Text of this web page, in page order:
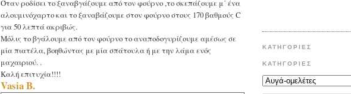
Όταν ροδίσει το ξαναβγάζουμε από τον φούρνο ,το σκεπάζουμε μ΄ ένα
αλουμινόχαρτο και το ξαναβάζουμε στον φούρνο στους 170 βαθμούς C
για 50 λεπτά ακριβώς.
Μόλις το βγάλουμε από τον φούρνο το αναποδογυρίζουμε αμέσως σε
μία πιατέλα, βοηθώντας με μία σπάτουλα ή με την λάμα ενός
μαχαιριού. .
Καλή επιτυχία!!!!
Vasia B.
ΚΑΤΗΓΟΡΙΕΣ
ΚΑΤΗΓΟΡΙΕΣ